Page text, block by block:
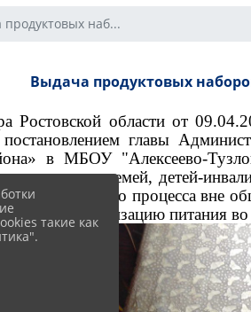
наб...
Выдача продуктовых
Ростовской области от
главы
в МБОУ "Алексеево-
семей, детей-
процесса вне
на организацию питания
такие как